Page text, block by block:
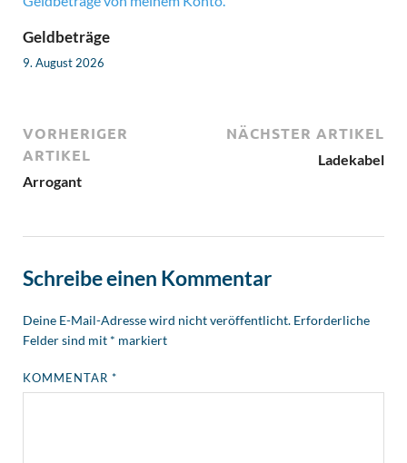
Geldbeträge
9. August 2026
VORHERIGER
ARTIKEL
Arrogant
NÄCHSTER ARTIKEL
Ladekabel
Schreibe einen Kommentar
Deine E-Mail-Adresse wird nicht veröffentlicht. Erforderliche
Felder sind mit * markiert
KOMMENTAR*